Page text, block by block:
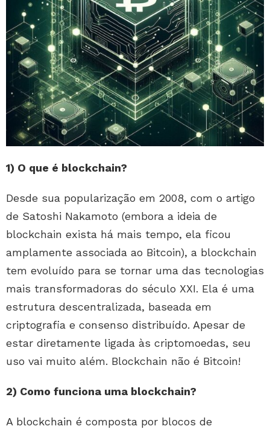
1) O que é blockchain?
Desde sua popularização em 2008, com o artigo
de Satoshi Nakamoto (embora a ideia de
blockchain exista há mais tempo, ela ficou
amplamente associada ao Bitcoin), a blockchain
tem evoluído para se tornar uma das tecnologias
mais transformadoras do século XXI. Ela é uma
estrutura descentralizada, baseada em
criptografia e consenso distribuído. Apesar de
estar diretamente ligada às criptomoedas, seu
uso vai muito além. Blockchain não é Bitcoin!
2) Como funciona uma blockchain?
A blockchain é composta por blocos de